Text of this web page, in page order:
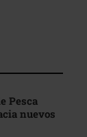
Pesca
nuevos